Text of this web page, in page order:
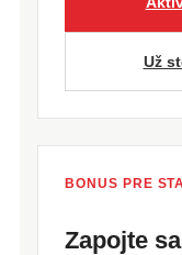
Už
BONUS PRE
Zapojte